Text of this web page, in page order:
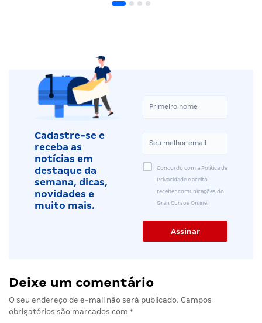
Cadastre-se e
receba as
notícias em
destaque da
semana, dicas,
novidades e
muito mais.
Concordo com a Política de
Privacidade e aceito
receber comunicações do
Gran Cursos Online.
Deixe um comentário
O seu endereço de e-mail não será publicado. Campos
obrigatórios são marcados com *